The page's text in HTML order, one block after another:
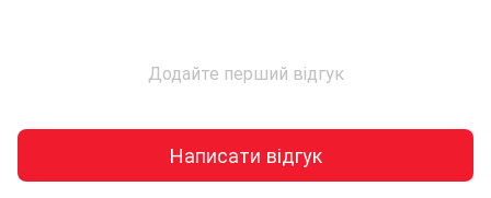
Додайте перший відгук
Написати відгук